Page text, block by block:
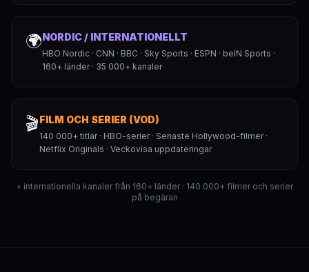
🌍NORDIC / INTERNATIONELLT
HBO Nordic · CNN · BBC · Sky Sports · ESPN · beIN Sports ·
160+ länder · 35 000+ kanaler
🎬FILM OCH SERIER (VOD)
140 000+ titlar · HBO-serier · Senaste Hollywood-filmer ·
Netflix Originals · Veckovisa uppdateringar
+ internationella kanaler från 160+ länder · 140 000+ filmer och serier
på begäran